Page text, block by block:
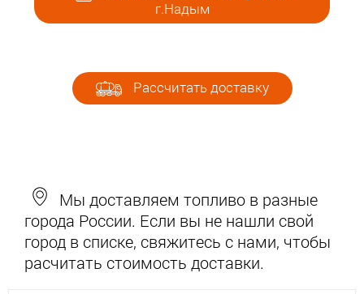
г.Надым
Рассчитать доставку
Мы доставляем топливо в разные
города России. Если вы не нашли свой
город в списке, свяжитесь с нами, чтобы
расчитать стоимость доставки.